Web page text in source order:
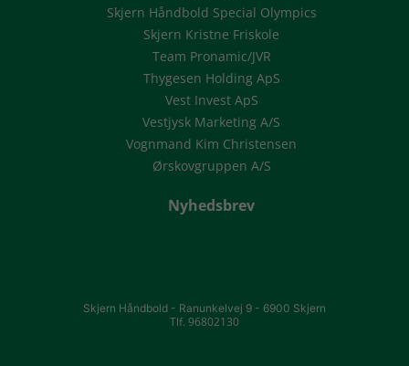
Skjern Håndbold Special Olympics
Skjern Kristne Friskole
Team Pronamic/JVR
Thygesen Holding ApS
Vest Invest ApS
Vestjysk Marketing A/S
Vognmand Kim Christensen
Ørskovgruppen A/S
Nyhedsbrev
Skjern Håndbold - Ranunkelvej 9 - 6900 Skjern
Tlf. 96802130